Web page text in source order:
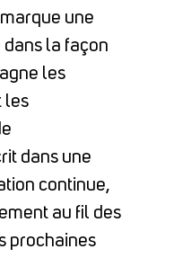
une
la façon
les
les
dans une
continue,
au fil des
prochaines